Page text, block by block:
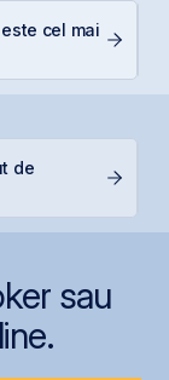
cel mai
de
sau